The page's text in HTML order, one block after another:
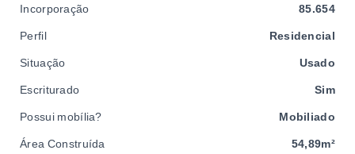
Incorporação 85.654
Perfil Residencial
Situação Usado
Escriturado Sim
Possui mobília? Mobiliado
Área Construída 54,89m²